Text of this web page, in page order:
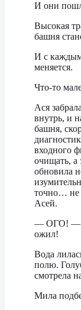
И они
Высокая
башня
И с каждым
меняется.
Что-то
Ася
внутрь, и
башня,
входного
очищать, а
обновила
точно… не
Асей.
— ОГО! —
ожил!
Вода
полю.
смотрела
Мила